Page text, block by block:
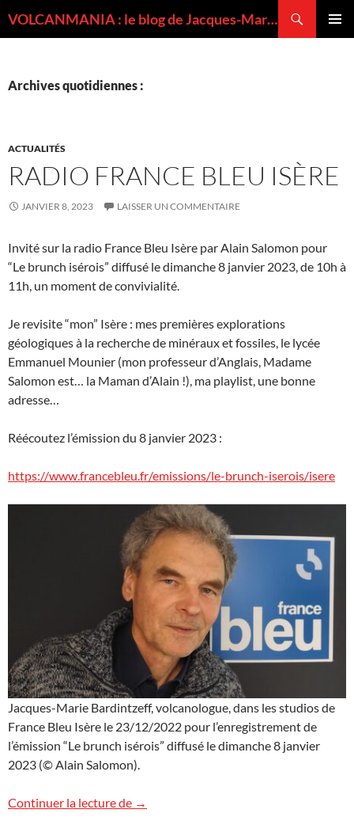
VOLCANMANIA : le blog de Jacques-Marie BARDINTZEFF, volcanologue
Archives quotidiennes :
ACTUALITÉS
RADIO FRANCE BLEU ISÈRE
JANVIER 8, 2023 LAISSER UN COMMENTAIRE
Invité sur la radio France Bleu Isère par Alain Salomon pour
“Le brunch isérois” diffusé le dimanche 8 janvier 2023, de 10h à
11h, un moment de convivialité.
Je revisite “mon” Isère : mes premières explorations
géologiques à la recherche de minéraux et fossiles, le lycée
Emmanuel Mounier (mon professeur d’Anglais, Madame
Salomon est… la Maman d’Alain !), ma playlist, une bonne
adresse…
Réécoutez l’émission du 8 janvier 2023 :
https://www.francebleu.fr/emissions/le-brunch-iserois/isere
Jacques-Marie Bardintzeff, volcanologue, dans les studios de
France Bleu Isère le 23/12/2022 pour l’enregistrement de
l’émission “Le brunch isérois” diffusé le dimanche 8 janvier
2023 (© Alain Salomon).
Continuer la lecture de Radio France Bleu Isère
→